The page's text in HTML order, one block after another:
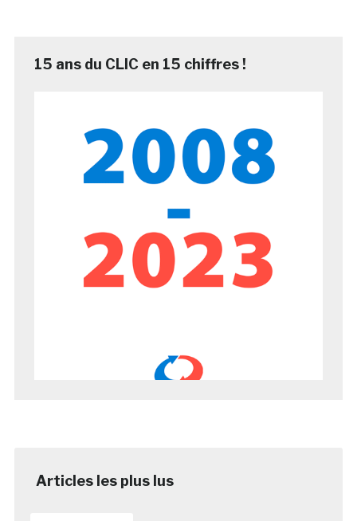
15 ans du CLIC en 15 chiffres !